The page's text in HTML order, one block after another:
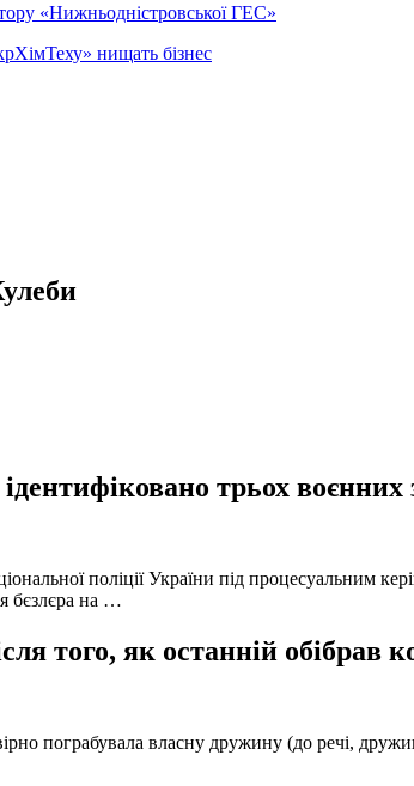
«Нижньодністровської ГЕС»
нищать бізнес
трьох воєнних
поліції України під процесуальним
бєзлєра на …
того, як останній обібрав
пограбувала власну дружину (до речі,